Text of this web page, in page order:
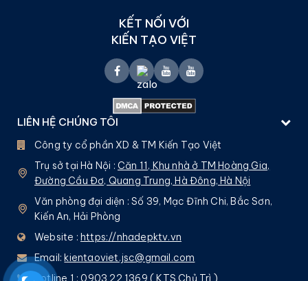
KẾT NỐI VỚI
KIẾN TẠO VIỆT
LIÊN HỆ CHÚNG TÔI
Công ty cổ phần XD & TM Kiến Tạo Việt
Trụ sở tại Hà Nội : Căn 11, Khu nhà ở TM Hoàng Gia,
Đường Cầu Đơ, Quang Trung, Hà Đông, Hà Nội
Văn phòng đại diện : Số 39, Mạc Đĩnh Chi, Bắc Sơn,
Kiến An, Hải Phòng
Website : https://nhadepktv.vn
Email:kientaoviet.jsc@gmail.com
Hotline 1 : 0903 22 1369 ( KTS Chủ Trì )